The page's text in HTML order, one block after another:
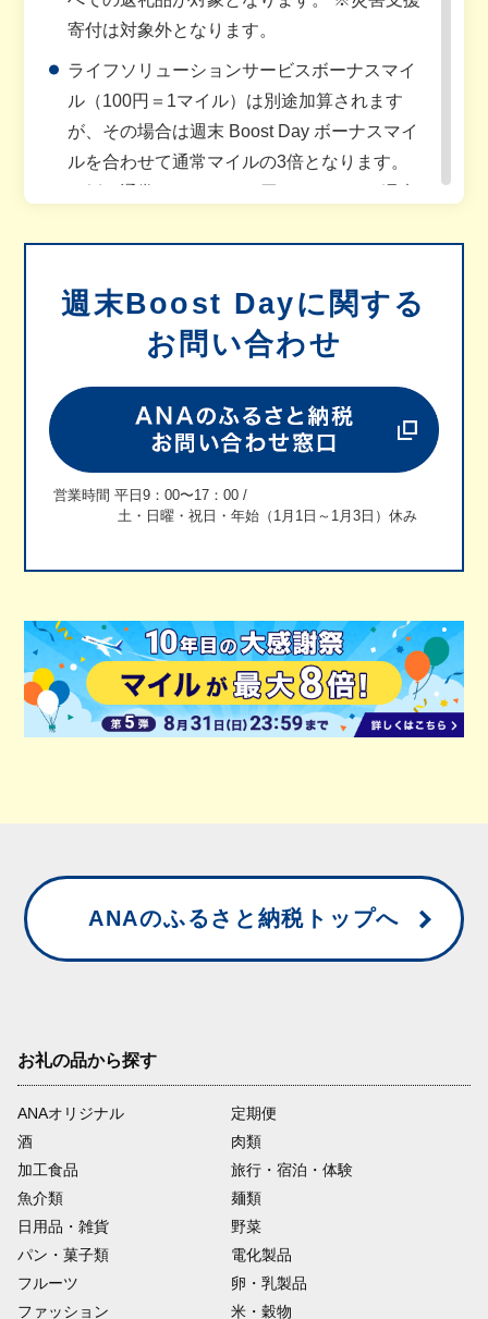
寄付は対象外となります。
ライフソリューションサービスボーナスマイ
ル（100円＝1マイル）は別途加算されます
が、その場合は週末 Boost Day ボーナスマイ
ルを合わせて通常マイルの3倍となります。
ライフソリューションサービスボーナスマイ
ル10,000円＝100マイル 合計10,000円＝300
コードの入力は必要ありません。
期間中は、旅の返礼品ボーナスマイル（100円
につき1マイル）はマイル積算対象外となりま
す。
ANAマイレージクラブお客様番号（10桁）ご
お客様の口座に積算されるすべてのマイル
は、2022年4月1日より「1～4」のグループに
各グループの違いは、「マイル口座グループ
よりご確認ください。
週末Boost Dayに関する
お問い合わせ
営業時間 平日9：00〜17：00 /
土・日曜・祝日・年始（1月1日～1月3日）休み
ANAのふるさと納税トップへ
お礼の品から探す
ANAオリジナル
定期便
酒
肉類
加工食品
旅行・宿泊・体験
魚介類
麺類
日用品・雑貨
野菜
パン・菓子類
電化製品
フルーツ
卵・乳製品
ファッション
米・穀物